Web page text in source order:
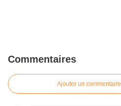
Commentaires
Ajouter un commentaire